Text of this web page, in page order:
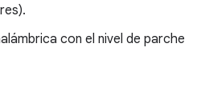
con el nivel de parche